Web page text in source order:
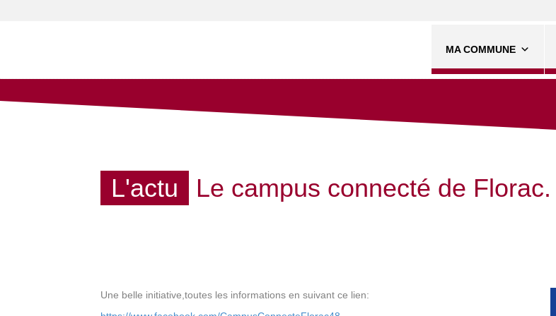
MA COMMUNE
L'actu Le campus connecté de Florac.
Une belle initiative,toutes les informations en suivant ce lien: